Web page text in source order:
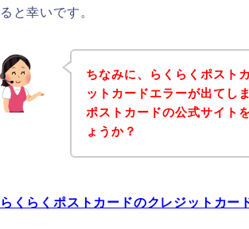
と幸いです。
ちなみに、らくらくポスト
ットカードエラーが出てし
ポストカードの公式サイト
ょうか？
らくらくポストカードのクレジットカー